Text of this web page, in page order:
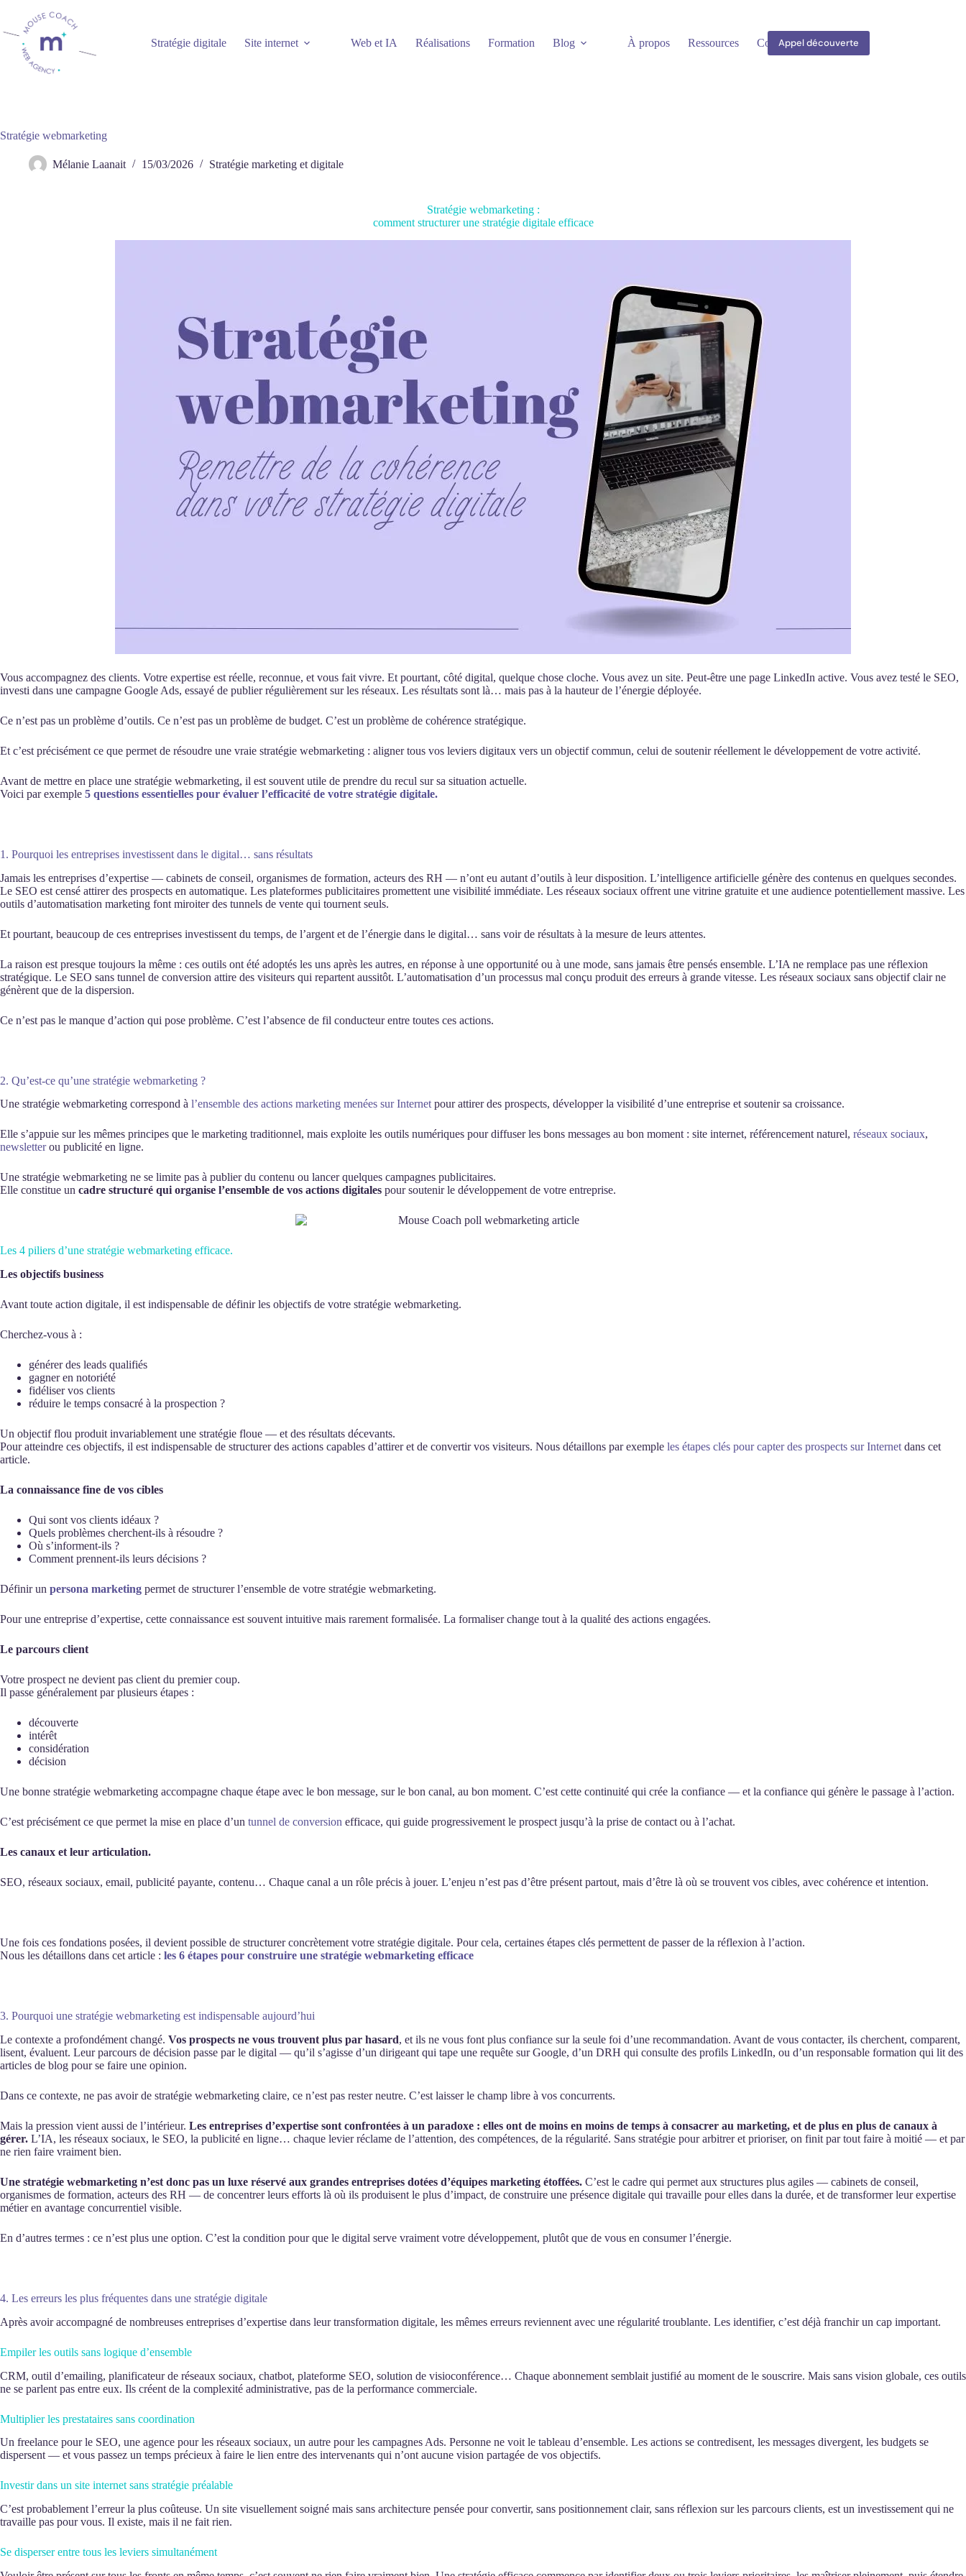
contenu
Stratégie digitale
Site internet Web et IA Réalisations Formation Blog À propos Ressources ContactAppel découverte
Stratégie webmarketing
Mélanie Laanait 15/03/2026 Stratégie marketing et digitale
Stratégie webmarketing :
comment structurer une stratégie digitale efficace
Vous accompagnez des clients. Votre expertise est réelle, reconnue, et vous fait vivre. Et pourtant, côté digital, quelque chose cloche. Vous avez un site. Peut-être une page LinkedIn active. Vous avez testé le SEO,
investi dans une campagne Google Ads, essayé de publier régulièrement sur les réseaux. Les résultats sont là… mais pas à la hauteur de l’énergie déployée.
Ce n’est pas un problème d’outils. Ce n’est pas un problème de budget. C’est un problème de cohérence stratégique.
Et c’est précisément ce que permet de résoudre une vraie stratégie webmarketing : aligner tous vos leviers digitaux vers un objectif commun, celui de soutenir réellement le développement de votre activité.
Avant de mettre en place une stratégie webmarketing, il est souvent utile de prendre du recul sur sa situation actuelle.
Voici par exemple 5 questions essentielles pour évaluer l’efficacité de votre stratégie digitale.
1. Pourquoi les entreprises investissent dans le digital… sans résultats
Jamais les entreprises d’expertise — cabinets de conseil, organismes de formation, acteurs des RH — n’ont eu autant d’outils à leur disposition. L’intelligence artificielle génère des contenus en quelques secondes.
Le SEO est censé attirer des prospects en automatique. Les plateformes publicitaires promettent une visibilité immédiate. Les réseaux sociaux offrent une vitrine gratuite et une audience potentiellement massive. Les
outils d’automatisation marketing font miroiter des tunnels de vente qui tournent seuls.
Et pourtant, beaucoup de ces entreprises investissent du temps, de l’argent et de l’énergie dans le digital… sans voir de résultats à la mesure de leurs attentes.
La raison est presque toujours la même : ces outils ont été adoptés les uns après les autres, en réponse à une opportunité ou à une mode, sans jamais être pensés ensemble. L’IA ne remplace pas une réflexion
stratégique. Le SEO sans tunnel de conversion attire des visiteurs qui repartent aussitôt. L’automatisation d’un processus mal conçu produit des erreurs à grande vitesse. Les réseaux sociaux sans objectif clair ne
génèrent que de la dispersion.
Ce n’est pas le manque d’action qui pose problème. C’est l’absence de fil conducteur entre toutes ces actions.
2. Qu’est-ce qu’une stratégie webmarketing ?
Une stratégie webmarketing correspond à l’ensemble des actions marketing menées sur Internet pour attirer des prospects, développer la visibilité d’une entreprise et soutenir sa croissance.
Elle s’appuie sur les mêmes principes que le marketing traditionnel, mais exploite les outils numériques pour diffuser les bons messages au bon moment : site internet, référencement naturel, réseaux sociaux,
newsletterou publicité en ligne.
Une stratégie webmarketing ne se limite pas à publier du contenu ou lancer quelques campagnes publicitaires.
Elle constitue un cadre structuré qui organise l’ensemble de vos actions digitales pour soutenir le développement de votre entreprise.
Les 4 piliers d’une stratégie webmarketing efficace.
Les objectifs business
Avant toute action digitale, il est indispensable de définir les objectifs de votre stratégie webmarketing.
Cherchez-vous à :
générer des leads qualifiés
gagner en notoriété
fidéliser vos clients
réduire le temps consacré à la prospection ?
Un objectif flou produit invariablement une stratégie floue — et des résultats décevants.
Pour atteindre ces objectifs, il est indispensable de structurer des actions capables d’attirer et de convertir vos visiteurs. Nous détaillons par exemple les étapes clés pour capter des prospects sur Internet dans cet
article.
La connaissance fine de vos cibles
Qui sont vos clients idéaux ?
Quels problèmes cherchent-ils à résoudre ?
Où s’informent-ils ?
Comment prennent-ils leurs décisions ?
Définir un persona marketing permet de structurer l’ensemble de votre stratégie webmarketing.
Pour une entreprise d’expertise, cette connaissance est souvent intuitive mais rarement formalisée. La formaliser change tout à la qualité des actions engagées.
Le parcours client
Votre prospect ne devient pas client du premier coup.
Il passe généralement par plusieurs étapes :
découverte
intérêt
considération
décision
Une bonne stratégie webmarketing accompagne chaque étape avec le bon message, sur le bon canal, au bon moment. C’est cette continuité qui crée la confiance — et la confiance qui génère le passage à l’action.
C’est précisément ce que permet la mise en place d’un tunnel de conversion efficace, qui guide progressivement le prospect jusqu’à la prise de contact ou à l’achat.
Les canaux et leur articulation.
SEO, réseaux sociaux, email, publicité payante, contenu… Chaque canal a un rôle précis à jouer. L’enjeu n’est pas d’être présent partout, mais d’être là où se trouvent vos cibles, avec cohérence et intention.
Une fois ces fondations posées, il devient possible de structurer concrètement votre stratégie digitale. Pour cela, certaines étapes clés permettent de passer de la réflexion à l’action.
Nous les détaillons dans cet article : les 6 étapes pour construire une stratégie webmarketing efficace
3. Pourquoi une stratégie webmarketing est indispensable aujourd’hui
Le contexte a profondément changé. Vos prospects ne vous trouvent plus par hasard, et ils ne vous font plus confiance sur la seule foi d’une recommandation. Avant de vous contacter, ils cherchent, comparent,
lisent, évaluent. Leur parcours de décision passe par le digital — qu’il s’agisse d’un dirigeant qui tape une requête sur Google, d’un DRH qui consulte des profils LinkedIn, ou d’un responsable formation qui lit des
articles de blog pour se faire une opinion.
Dans ce contexte, ne pas avoir de stratégie webmarketing claire, ce n’est pas rester neutre. C’est laisser le champ libre à vos concurrents.
Mais la pression vient aussi de l’intérieur. Les entreprises d’expertise sont confrontées à un paradoxe : elles ont de moins en moins de temps à consacrer au marketing, et de plus en plus de canaux à
gérer. L’IA, les réseaux sociaux, le SEO, la publicité en ligne… chaque levier réclame de l’attention, des compétences, de la régularité. Sans stratégie pour arbitrer et prioriser, on finit par tout faire à moitié — et par
ne rien faire vraiment bien.
Une stratégie webmarketing n’est donc pas un luxe réservé aux grandes entreprises dotées d’équipes marketing étoffées. C’est le cadre qui permet aux structures plus agiles — cabinets de conseil,
organismes de formation, acteurs des RH — de concentrer leurs efforts là où ils produisent le plus d’impact, de construire une présence digitale qui travaille pour elles dans la durée, et de transformer leur expertise
métier en avantage concurrentiel visible.
En d’autres termes : ce n’est plus une option. C’est la condition pour que le digital serve vraiment votre développement, plutôt que de vous en consumer l’énergie.
4. Les erreurs les plus fréquentes dans une stratégie digitale
Après avoir accompagné de nombreuses entreprises d’expertise dans leur transformation digitale, les mêmes erreurs reviennent avec une régularité troublante. Les identifier, c’est déjà franchir un cap important.
Empiler les outils sans logique d’ensemble
CRM, outil d’emailing, planificateur de réseaux sociaux, chatbot, plateforme SEO, solution de visioconférence… Chaque abonnement semblait justifié au moment de le souscrire. Mais sans vision globale, ces outils
ne se parlent pas entre eux. Ils créent de la complexité administrative, pas de la performance commerciale.
Multiplier les prestataires sans coordination
Un freelance pour le SEO, une agence pour les réseaux sociaux, un autre pour les campagnes Ads. Personne ne voit le tableau d’ensemble. Les actions se contredisent, les messages divergent, les budgets se
dispersent — et vous passez un temps précieux à faire le lien entre des intervenants qui n’ont aucune vision partagée de vos objectifs.
Investir dans un site internet sans stratégie préalable
C’est probablement l’erreur la plus coûteuse. Un site visuellement soigné mais sans architecture pensée pour convertir, sans positionnement clair, sans réflexion sur les parcours clients, est un investissement qui ne
travaille pas pour vous. Il existe, mais il ne fait rien.
Se disperser entre tous les leviers simultanément